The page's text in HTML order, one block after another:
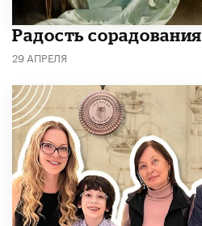
Радость сорадования
29 АПРЕЛЯ